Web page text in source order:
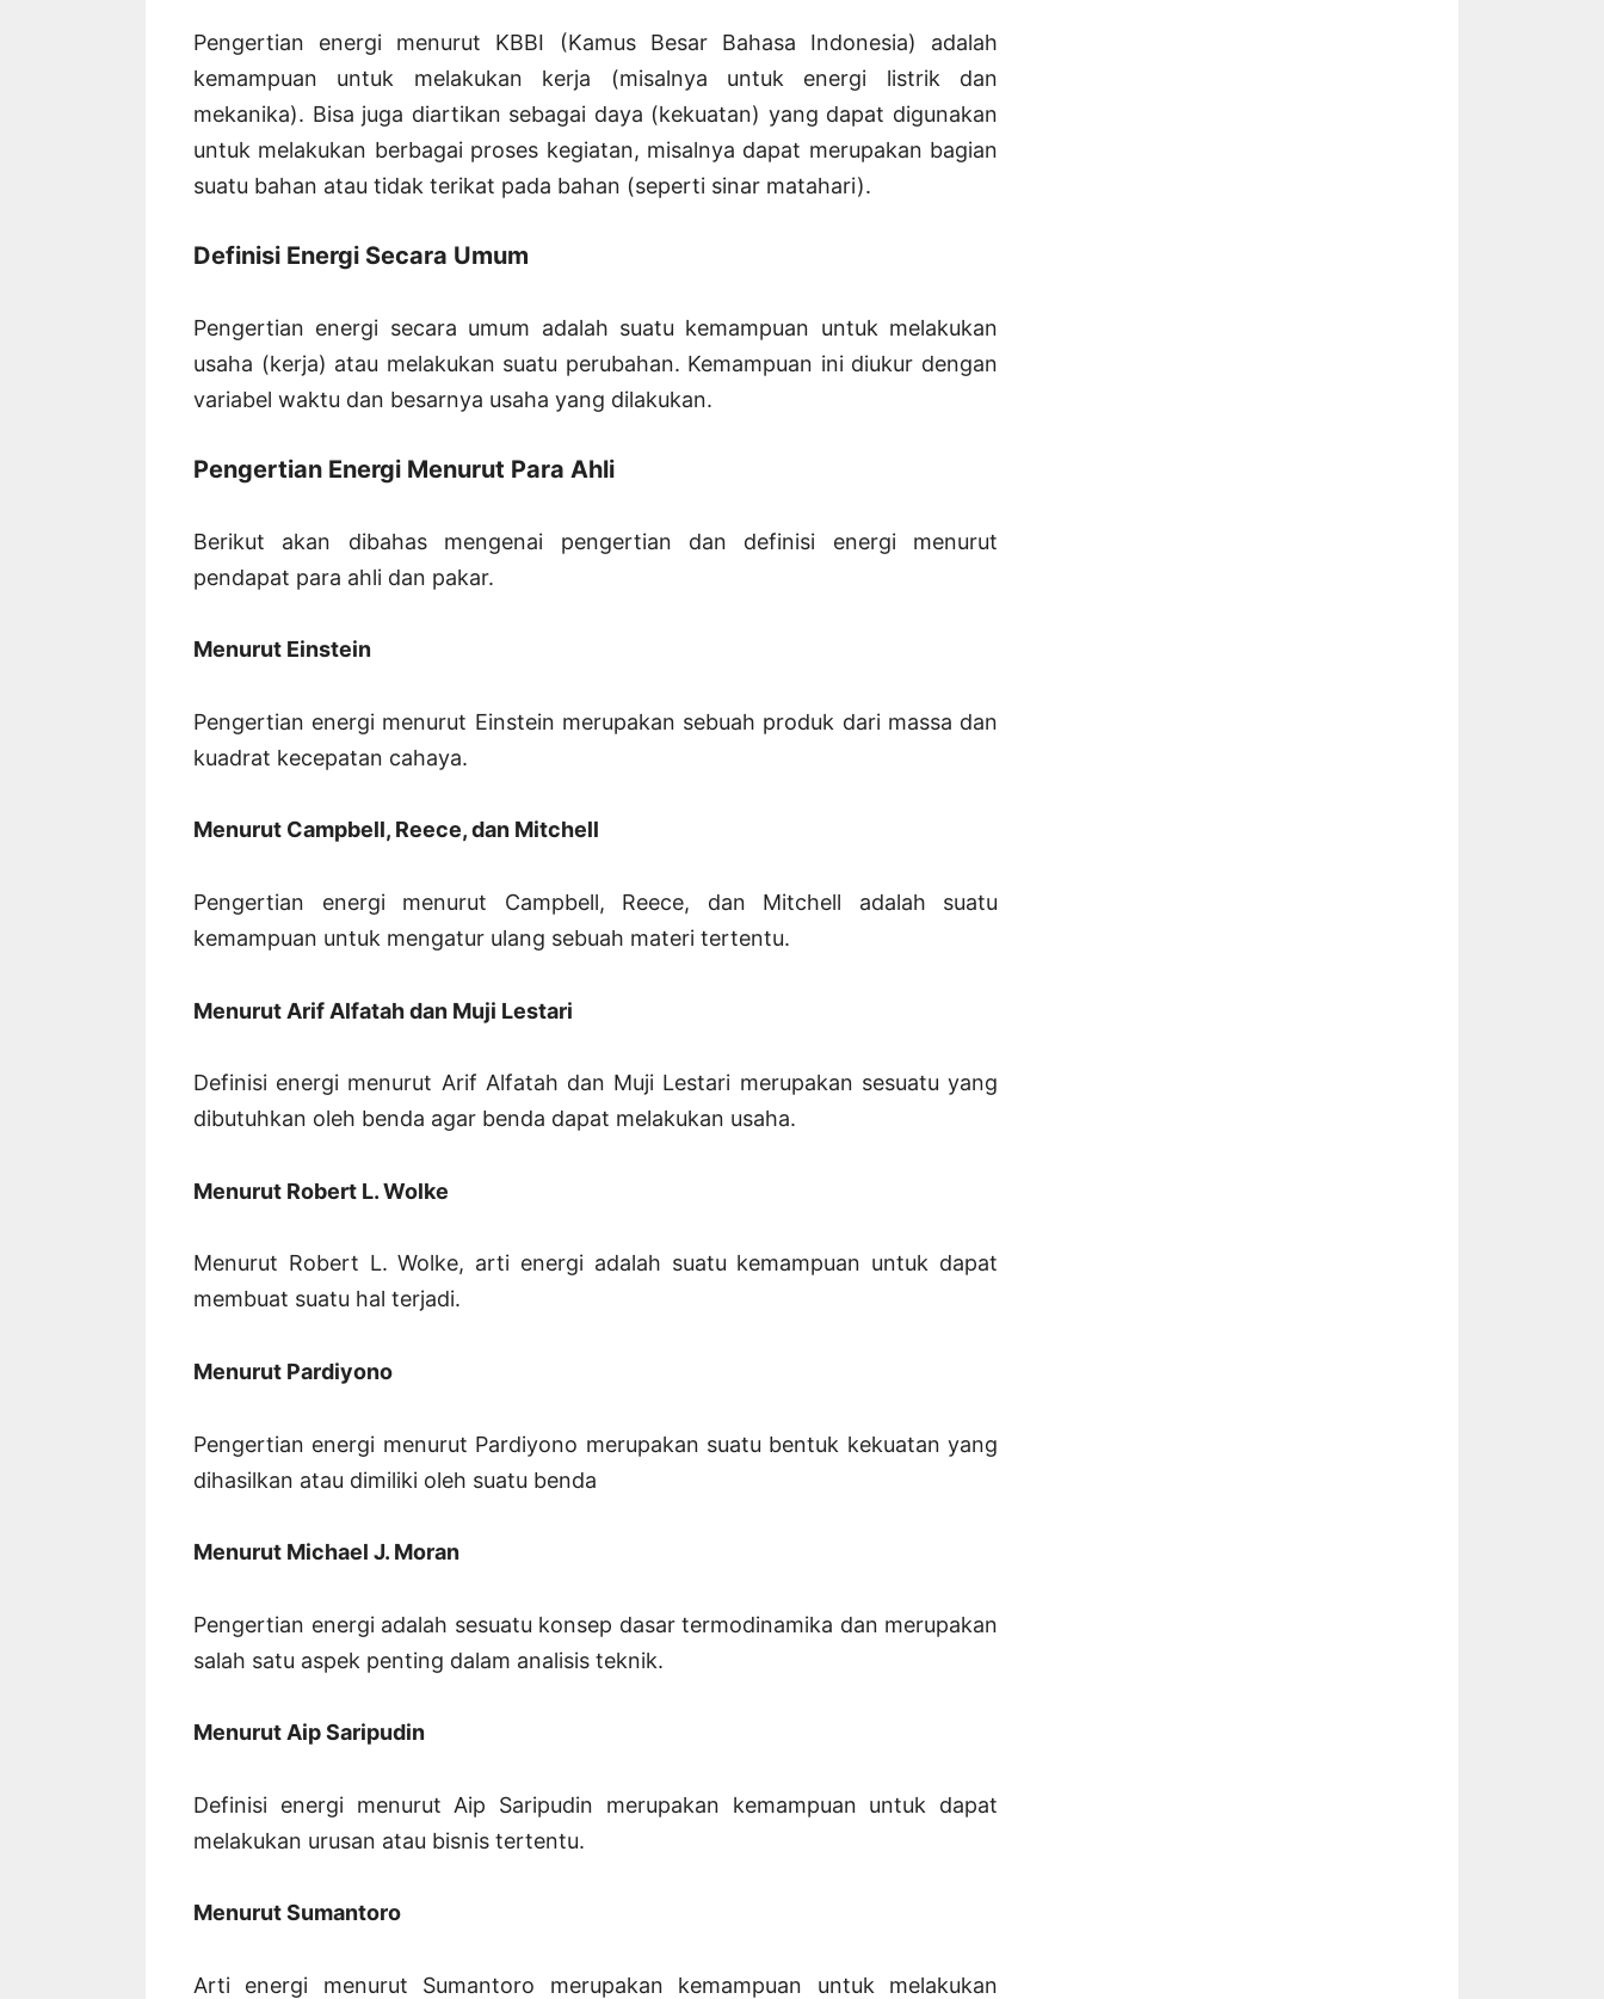
Pengertian energi menurut KBBI (Kamus Besar Bahasa Indonesia) adalah
kemampuan untuk melakukan kerja (misalnya untuk energi listrik dan
mekanika). Bisa juga diartikan sebagai daya (kekuatan) yang dapat digunakan
untuk melakukan berbagai proses kegiatan, misalnya dapat merupakan bagian
suatu bahan atau tidak terikat pada bahan (seperti sinar matahari).
Definisi Energi Secara Umum
Pengertian energi secara umum adalah suatu kemampuan untuk melakukan
usaha (kerja) atau melakukan suatu perubahan. Kemampuan ini diukur dengan
variabel waktu dan besarnya usaha yang dilakukan.
Pengertian Energi Menurut Para Ahli
Berikut akan dibahas mengenai pengertian dan definisi energi menurut
pendapat para ahli dan pakar.
Menurut Einstein
Pengertian energi menurut Einstein merupakan sebuah produk dari massa dan
kuadrat kecepatan cahaya.
Menurut Campbell, Reece, dan Mitchell
Pengertian energi menurut Campbell, Reece, dan Mitchell adalah suatu
kemampuan untuk mengatur ulang sebuah materi tertentu.
Menurut Arif Alfatah dan Muji Lestari
Definisi energi menurut Arif Alfatah dan Muji Lestari merupakan sesuatu yang
dibutuhkan oleh benda agar benda dapat melakukan usaha.
Menurut Robert L. Wolke
Menurut Robert L. Wolke, arti energi adalah suatu kemampuan untuk dapat
membuat suatu hal terjadi.
Menurut Pardiyono
Pengertian energi menurut Pardiyono merupakan suatu bentuk kekuatan yang
dihasilkan atau dimiliki oleh suatu benda
Menurut Michael J. Moran
Pengertian energi adalah sesuatu konsep dasar termodinamika dan merupakan
salah satu aspek penting dalam analisis teknik.
Menurut Aip Saripudin
Definisi energi menurut Aip Saripudin merupakan kemampuan untuk dapat
melakukan urusan atau bisnis tertentu.
Menurut Sumantoro
Arti energi menurut Sumantoro merupakan kemampuan untuk melakukan